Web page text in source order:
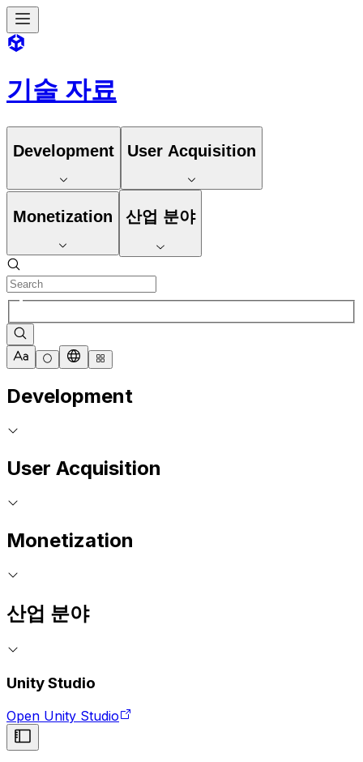
기술 자료
Development User Acquisition
Monetization 산업 분야
Development
User Acquisition
Monetization
산업 분야
Unity Studio
Open Unity Studio